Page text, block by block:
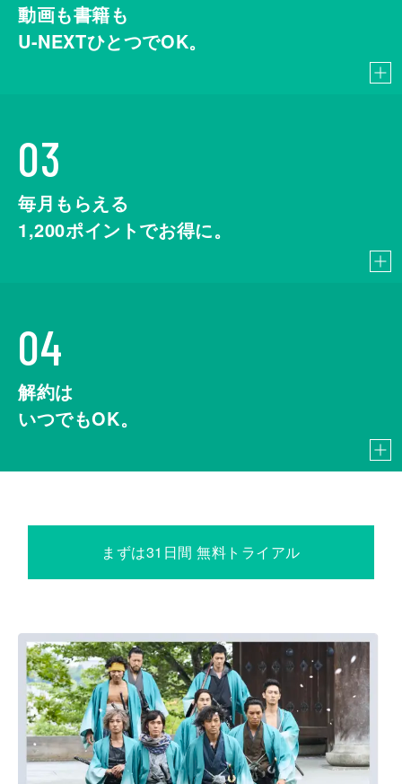
動画も書籍も
U-NEXTひとつでOK。
03
毎月もらえる
1,200ポイントでお得に。
04
解約は
いつでもOK。
まずは31日間 無料トライアル